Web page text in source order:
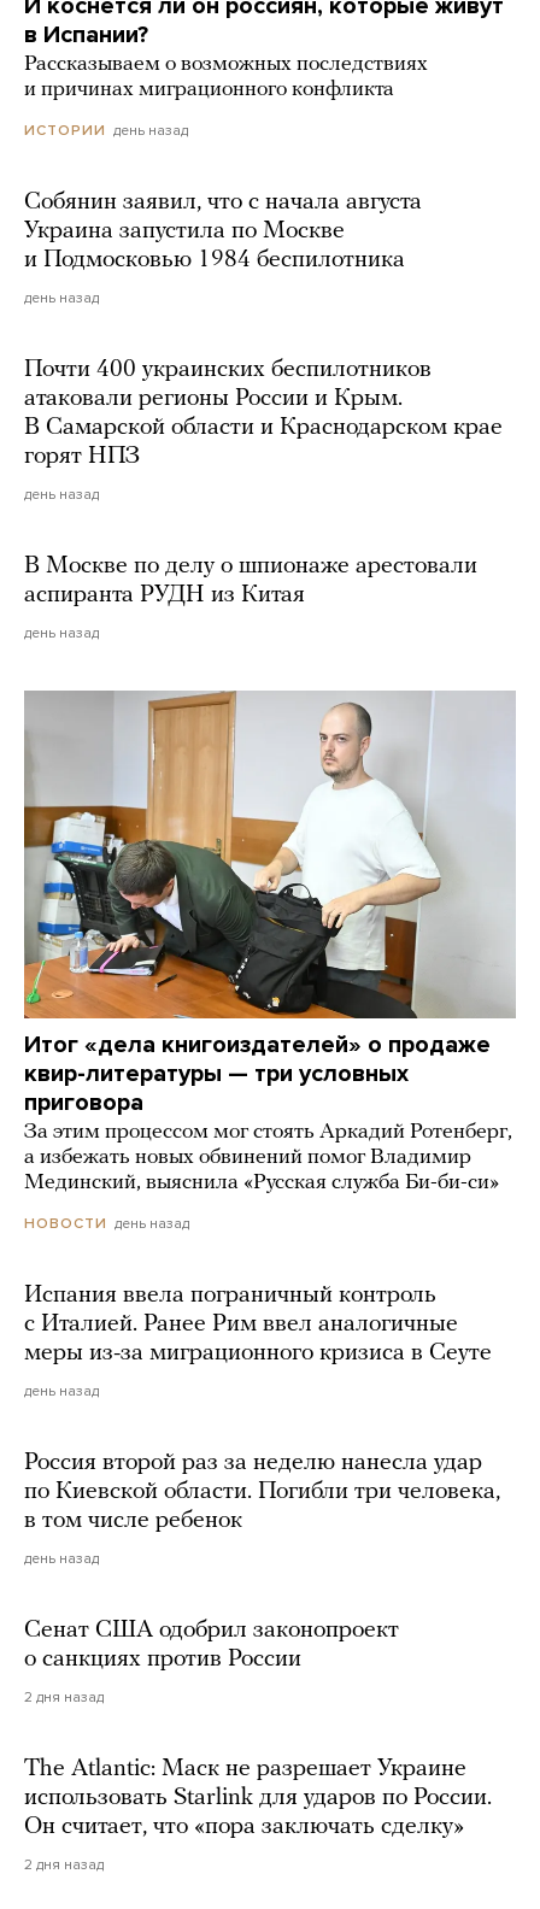
И коснется ли он россиян, которые живут
в Испании?
Рассказываем о возможных последствиях
и причинах миграционного конфликта
ИСТОРИИ день назад
Собянин заявил, что с начала августа
Украина запустила по Москве
и Подмосковью 1984 беспилотника
день назад
Почти 400 украинских беспилотников
атаковали регионы России и Крым.
В Самарской области и Краснодарском крае
горят НПЗ
день назад
В Москве по делу о шпионаже арестовали
аспиранта РУДН из Китая
день назад
Итог «дела книгоиздателей» о продаже
квир-литературы — три условных
приговора
За этим процессом мог стоять Аркадий Ротенберг,
а избежать новых обвинений помог Владимир
Мединский, выяснила «Русская служба Би-би-си»
НОВОСТИ день назад
Испания ввела пограничный контроль
с Италией. Ранее Рим ввел аналогичные
меры из-за миграционного кризиса в Сеуте
день назад
Россия второй раз за неделю нанесла удар
по Киевской области. Погибли три человека,
в том числе ребенок
день назад
Сенат США одобрил законопроект
о санкциях против России
2 дня назад
The Atlantic: Маск не разрешает Украине
использовать Starlink для ударов по России.
Он считает, что «пора заключать сделку»
2 дня назад